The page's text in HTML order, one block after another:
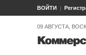
ВОЙТИ
09 АВГУСТА,